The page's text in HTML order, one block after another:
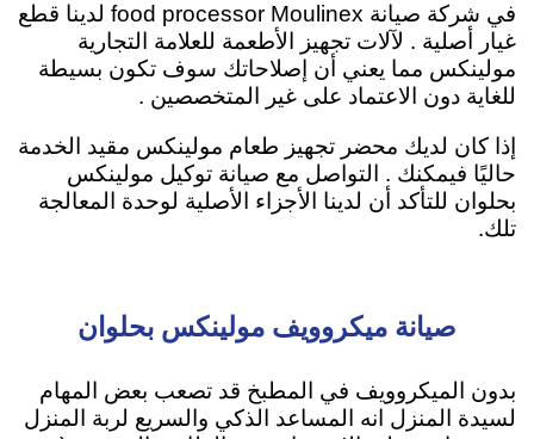
في شركة صيانة food processor Moulinex لدينا قطع
غيار أصلية . لآلات تجهيز الأطعمة للعلامة التجارية
مولينكس مما يعني أن إصلاحاتك سوف تكون بسيطة
للغاية دون الاعتماد على غير المتخصصين .
إذا كان لديك محضر تجهيز طعام مولينكس مقيد الخدمة
حاليًا فيمكنك . التواصل مع صيانة توكيل مولينكس
بحلوان للتأكد أن لدينا الأجزاء الأصلية لوحدة المعالجة
تلك.
صيانة ميكروويف مولينكس بحلوان
بدون الميكروويف في المطبخ قد تصعب بعض المهام
لسيدة المنزل انه المساعد الذكي والسريع لربة المنزل